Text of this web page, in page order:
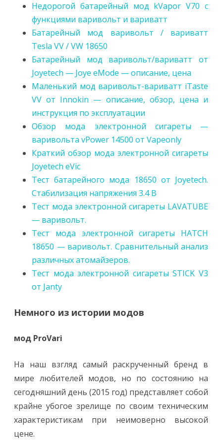
Недорогой батарейный мод kVapor V70 с
функциями варивольт и вариватт
Батарейный мод варивольт / вариватт
Tesla VV / VW 18650
Батарейный мод варивольт/вариватт от
Joyetech — Joye eMode — описание, цена
Маленький мод варивольт-вариватт iTaste
VV от Innokin — описание, обзор, цена и
инструкция по эксплуатации
Обзор мода электронной сигареты —
варивольта vPower 14500 от Vapeonly
Краткий обзор мода электронной сигареты
Joyetech eVic
Тест батарейного мода 18650 от Joyetech.
Стабилизация напряжения 3.4 В
Тест мода электронной сигареты LAVATUBE
— варивольт.
Тест мода электронной сигареты HATCH
18650 — варивольт. Сравнительный анализ
различных атомайзеров.
Тест мода электронной сигареты STICK V3
от Janty
Немного из истории модов
мод ProVari
На наш взгляд самый раскрученный бренд в
мире любителей модов, но по состоянию на
сегодняшний день (2015 год) представляет собой
крайне убогое зрелище по своим техническим
характеристикам при неимоверно высокой
цене.